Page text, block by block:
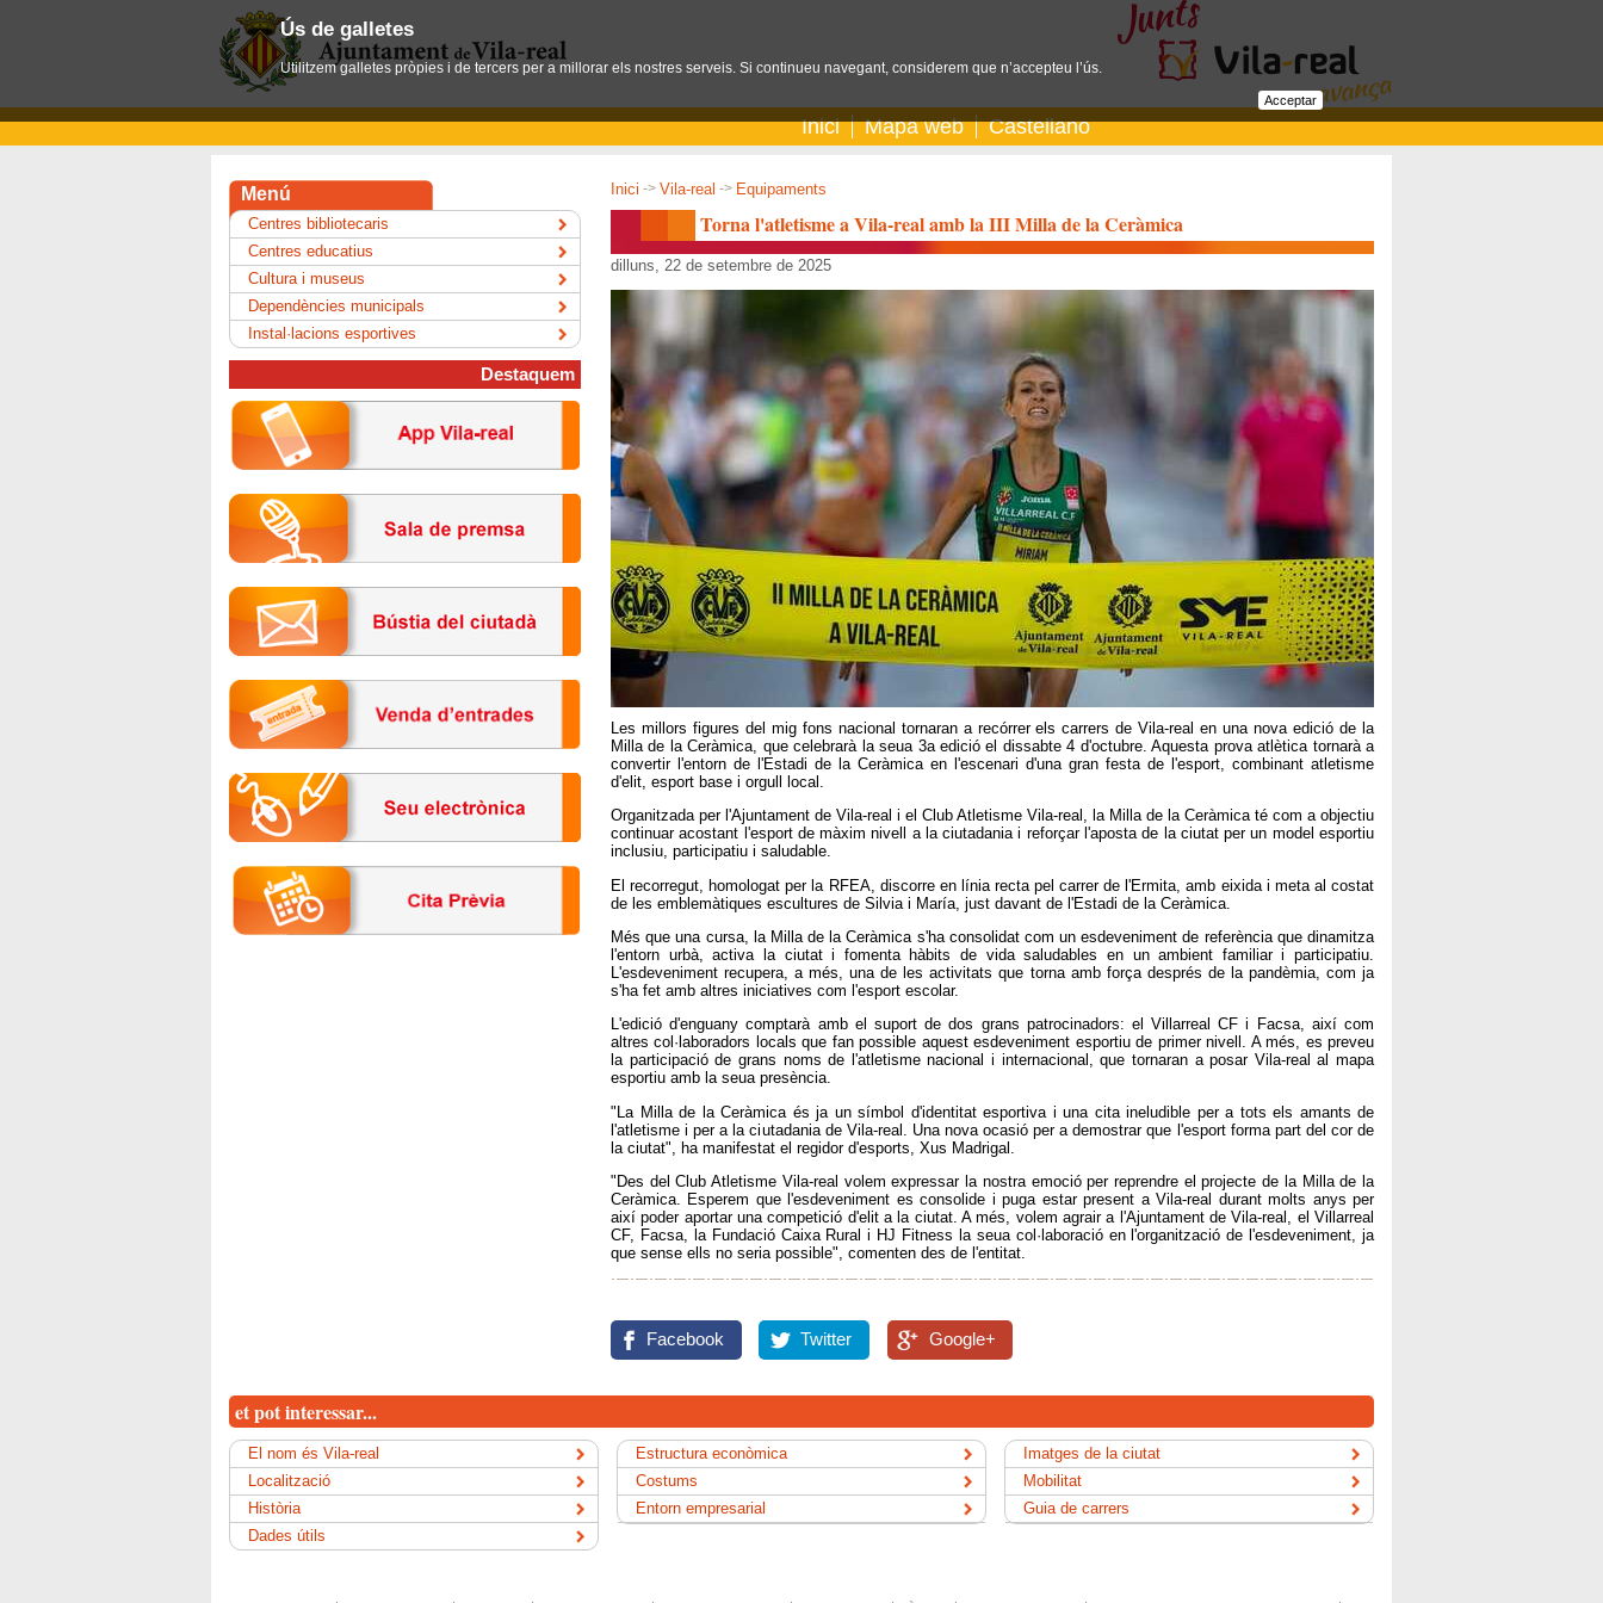
Inici Mapa web Castellano
Inici -> Vila-real -> Equipaments
Torna l'atletisme a Vila-real amb la III Milla de la Ceràmica
dilluns, 22 de setembre de 2025
Les millors figures del mig fons nacional tornaran a recórrer els carrers de Vila-real en una nova edició de la
Milla de la Ceràmica, que celebrarà la seua 3a edició el dissabte 4 d'octubre. Aquesta prova atlètica tornarà a
convertir l'entorn de l'Estadi de la Ceràmica en l'escenari d'una gran festa de l'esport, combinant atletisme
d'elit, esport base i orgull local.
Organitzada per l'Ajuntament de Vila-real i el Club Atletisme Vila-real, la Milla de la Ceràmica té com a objectiu
continuar acostant l'esport de màxim nivell a la ciutadania i reforçar l'aposta de la ciutat per un model esportiu
inclusiu, participatiu i saludable.
El recorregut, homologat per la RFEA, discorre en línia recta pel carrer de l'Ermita, amb eixida i meta al costat
de les emblemàtiques escultures de Silvia i María, just davant de l'Estadi de la Ceràmica.
Més que una cursa, la Milla de la Ceràmica s'ha consolidat com un esdeveniment de referència que dinamitza
l'entorn urbà, activa la ciutat i fomenta hàbits de vida saludables en un ambient familiar i participatiu.
L'esdeveniment recupera, a més, una de les activitats que torna amb força després de la pandèmia, com ja
s'ha fet amb altres iniciatives com l'esport escolar.
L'edició d'enguany comptarà amb el suport de dos grans patrocinadors: el Villarreal CF i Facsa, així com
altres col·laboradors locals que fan possible aquest esdeveniment esportiu de primer nivell. A més, es preveu
la participació de grans noms de l'atletisme nacional i internacional, que tornaran a posar Vila-real al mapa
esportiu amb la seua presència.
"La Milla de la Ceràmica és ja un símbol d'identitat esportiva i una cita ineludible per a tots els amants de
l'atletisme i per a la ciutadania de Vila-real. Una nova ocasió per a demostrar que l'esport forma part del cor de
la ciutat", ha manifestat el regidor d'esports, Xus Madrigal.
"Des del Club Atletisme Vila-real volem expressar la nostra emoció per reprendre el projecte de la Milla de la
Ceràmica. Esperem que l'esdeveniment es consolide i puga estar present a Vila-real durant molts anys per
així poder aportar una competició d'elit a la ciutat. A més, volem agrair a l'Ajuntament de Vila-real, el Villarreal
CF, Facsa, la Fundació Caixa Rural i HJ Fitness la seua col·laboració en l'organització de l'esdeveniment, ja
que sense ells no seria possible", comenten des de l'entitat.
Facebook Twitter Google+
Menú
Centres bibliotecaris
Centres educatius
Cultura i museus
Dependències municipals
Instal·lacions esportives
Destaquem
et pot interessar...
El nom és Vila-real
Localització
Història
Dades útils
Estructura econòmica
Costums
Entorn empresarial
Imatges de la ciutat
Mobilitat
Guia de carrers
Ús de galletes
Utilitzem galletes pròpies i de tercers per a millorar els nostres serveis. Si continueu navegant, considerem que n’accepteu l’ús.
Acceptar